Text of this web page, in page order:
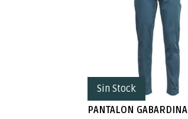
Sin Stock
PANTALON GABARDINA